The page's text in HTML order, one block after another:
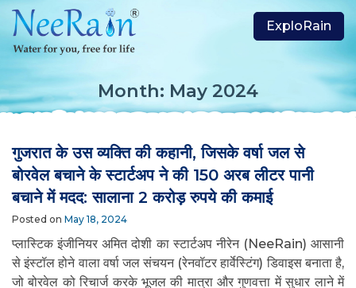
ExploRain
Month: May 2024
गुजरात के उस व्यक्ति की कहानी, जिसके वर्षा जल से
बोरवेल बचाने के स्टार्टअप ने की 150 अरब लीटर पानी
बचाने में मदद: सालाना 2 करोड़ रुपये की कमाई
Posted on May 18, 2024
प्लास्टिक इंजीनियर अमित दोशी का स्टार्टअप नीरेन (NeeRain) आसानी
से इंस्टॉल होने वाला वर्षा जल संचयन (रेनवॉटर हार्वेस्टिंग) डिवाइस बनाता है,
जो बोरवेल को रिचार्ज करके भूजल की मात्रा और गुणवत्ता में सुधार लाने में